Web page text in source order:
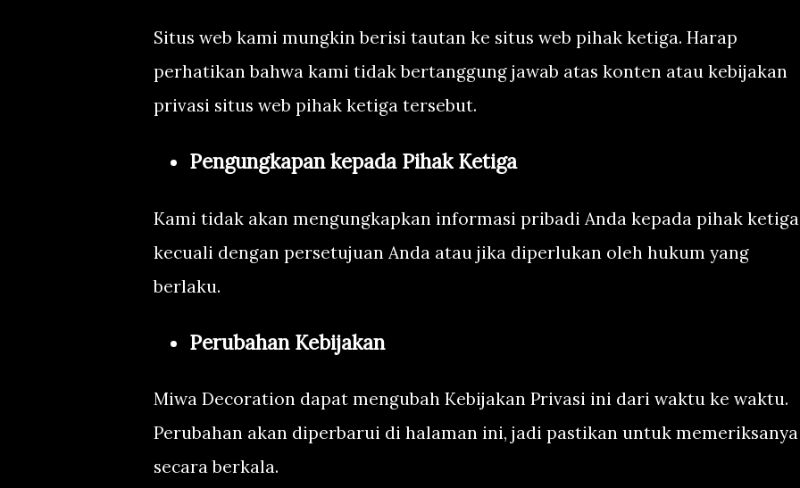
Situs web kami mungkin berisi tautan ke situs web pihak ketiga. Harap
perhatikan bahwa kami tidak bertanggung jawab atas konten atau kebijakan
privasi situs web pihak ketiga tersebut.
Pengungkapan kepada Pihak Ketiga
Kami tidak akan mengungkapkan informasi pribadi Anda kepada pihak ketiga
kecuali dengan persetujuan Anda atau jika diperlukan oleh hukum yang
berlaku.
Perubahan Kebijakan
Miwa Decoration dapat mengubah Kebijakan Privasi ini dari waktu ke waktu.
Perubahan akan diperbarui di halaman ini, jadi pastikan untuk memeriksanya
secara berkala.